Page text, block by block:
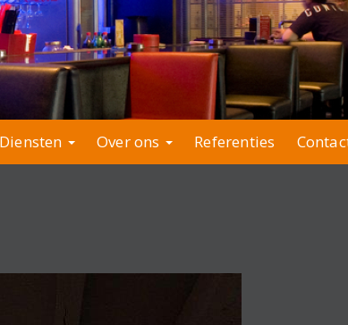
Diensten Over ons Referenties